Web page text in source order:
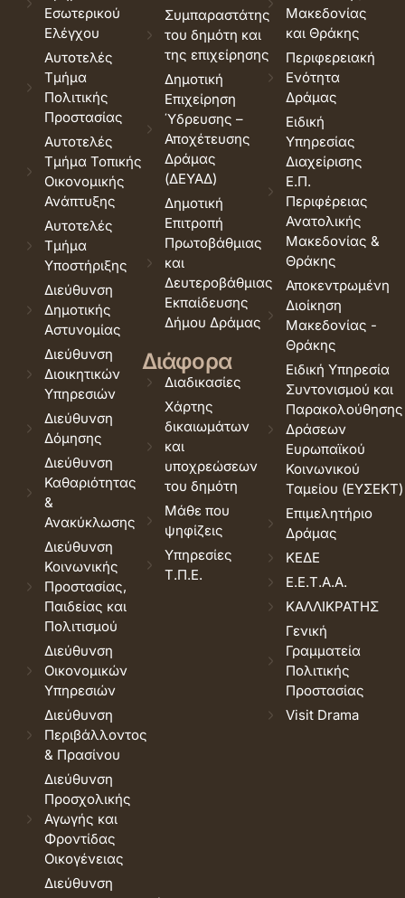
Εσωτερικού
Ελέγχου
Αυτοτελές
Τμήμα
Πολιτικής
Προστασίας
Αυτοτελές
Τμήμα Τοπικής
Οικονομικής
Ανάπτυξης
Αυτοτελές
Τμήμα
Υποστήριξης
Διεύθυνση
Δημοτικής
Αστυνομίας
Διεύθυνση
Διοικητικών
Υπηρεσιών
Διεύθυνση
Δόμησης
Διεύθυνση
Καθαριότητας
&
Ανακύκλωσης
Διεύθυνση
Κοινωνικής
Προστασίας,
Παιδείας και
Πολιτισμού
Διεύθυνση
Οικονομικών
Υπηρεσιών
Διεύθυνση
Περιβάλλοντος
& Πρασίνου
Διεύθυνση
Προσχολικής
Αγωγής και
Φροντίδας
Οικογένειας
Διεύθυνση
Συμπαραστάτης
του δημότη και
της επιχείρησης
Δημοτική
Επιχείρηση
Ύδρευσης –
Αποχέτευσης
Δράμας
(ΔΕΥΑΔ)
Δημοτική
Επιτροπή
Πρωτοβάθμιας
και
Δευτεροβάθμιας
Εκπαίδευσης
Δήμου Δράμας
Διάφορα
Διαδικασίες
Χάρτης
δικαιωμάτων
και
υποχρεώσεων
του δημότη
Μάθε που
ψηφίζεις
Υπηρεσίες
Τ.Π.Ε.
Μακεδονίας
και Θράκης
Περιφερειακή
Ενότητα
Δράμας
Ειδική
Υπηρεσίας
Διαχείρισης
Ε.Π.
Περιφέρειας
Ανατολικής
Μακεδονίας &
Θράκης
Αποκεντρωμένη
Διοίκηση
Μακεδονίας -
Θράκης
Ειδική Υπηρεσία
Συντονισμού και
Παρακολούθησης
Δράσεων
Ευρωπαϊκού
Κοινωνικού
Ταμείου (ΕΥΣΕΚΤ)
Επιμελητήριο
Δράμας
ΚΕΔΕ
Ε.Ε.Τ.Α.Α.
ΚΑΛΛΙΚΡΑΤΗΣ
Γενική
Γραμματεία
Πολιτικής
Προστασίας
Visit Drama